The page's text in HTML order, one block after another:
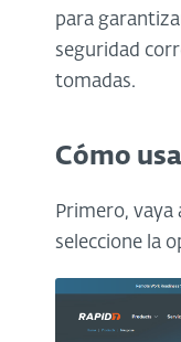
para
seguridad
tomadas.
Cómo
Primero, vaya
seleccione la